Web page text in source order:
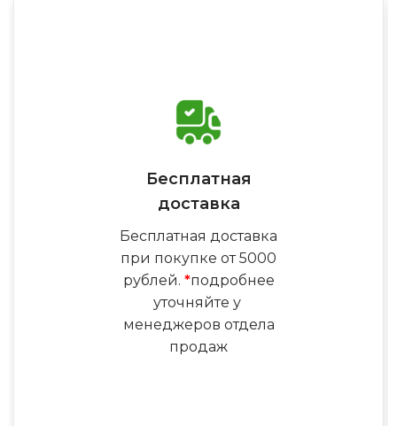
Бесплатная
доставка
Бесплатная доставка
при покупке от 5000
рублей. *подробнее
уточняйте у
менеджеров отдела
продаж